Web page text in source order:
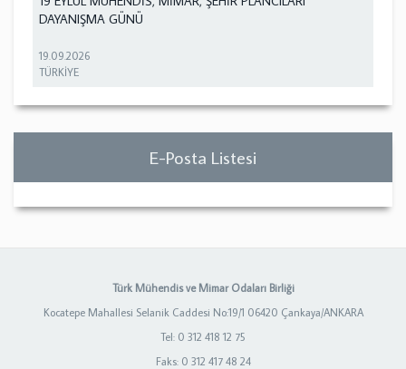
DAYANIŞMA GÜNÜ
19.09.2026
TÜRKİYE
E-Posta Listesi
Türk Mühendis ve Mimar Odaları Birliği
Kocatepe Mahallesi Selanik Caddesi No:19/1 06420 Çankaya/ANKARA
Tel: 0 312 418 12 75
Faks: 0 312 417 48 24